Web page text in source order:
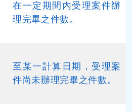
在一定期間內受理案件辦
理完畢之件數。
至某一計算日期，受理案
件尚未辦理完畢之件數。